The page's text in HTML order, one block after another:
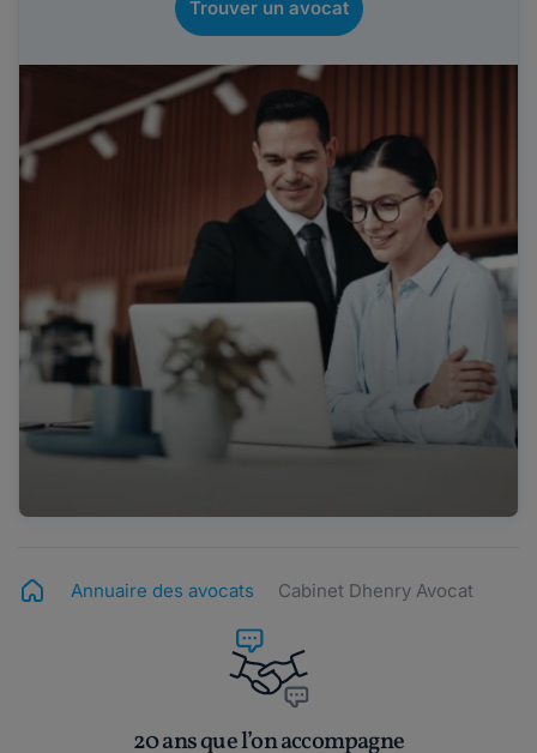
Trouver un avocat
Annuaire des avocats Cabinet Dhenry Avocat
20 ans que l’on accompagne